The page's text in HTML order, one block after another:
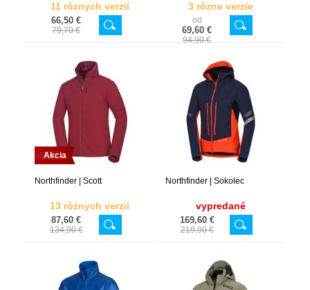
11 rôznych verzií
66,50 €
79,70 €
3 rôzne verzie
od
69,60 €
94,90 €
Akcia
Northfinder | Scott
13 rôznych verzií
87,60 €
134,90 €
Northfinder | Sokolec
vypredané
169,60 €
219,90 €